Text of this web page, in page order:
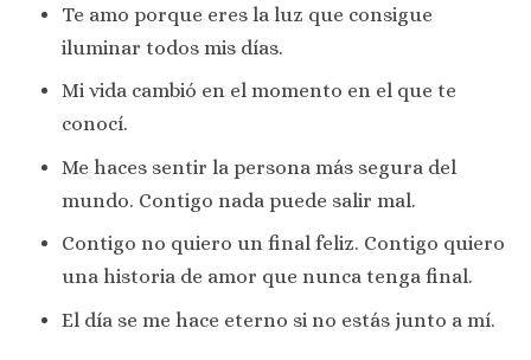
Te amo porque eres la luz que consigue
iluminar todos mis días.
Mi vida cambió en el momento en el que te
conocí.
Me haces sentir la persona más segura del
mundo. Contigo nada puede salir mal.
Contigo no quiero un final feliz. Contigo quiero
una historia de amor que nunca tenga final.
El día se me hace eterno si no estás junto a mí.